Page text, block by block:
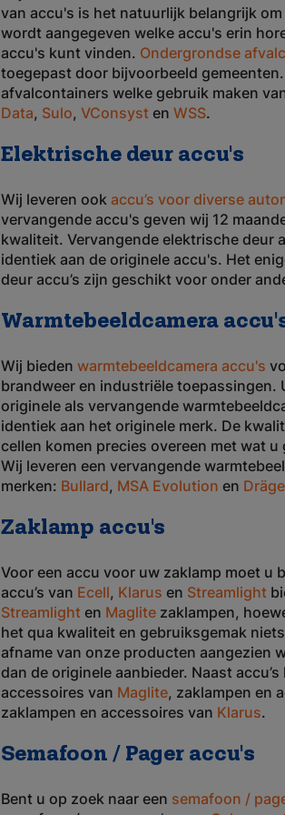
van accu's is het natuurlijk belangrijk
wordt aangegeven welke accu's erin
accu's kunt vinden. Ondergrondse
toegepast door bijvoorbeeld
afvalcontainers welke gebruik maken
Data, Sulo, VConsyst en WSS.
Elektrische deur accu's
Wij leveren ook accu’s voor diverse
vervangende accu's geven wij 12
kwaliteit. Vervangende elektrische deur
identiek aan de originele accu's. Het
deur accu’s zijn geschikt voor onder
Warmtebeeldcamera
Wij bieden warmtebeeldcamera accu's
brandweer en industriële toepassingen.
originele als vervangende
identiek aan het originele merk. De
cellen komen precies overeen met wat
Wij leveren een vervangende
merken: Bullard, MSA Evolution en
Zaklamp accu's
Voor een accu voor uw zaklamp moet u
accu’s van Ecell, Klarus en Streamlight
Streamlight en Maglite zaklampen,
het qua kwaliteit en gebruiksgemak
afname van onze producten aangezien
dan de originele aanbieder. Naast
accessoires van Maglite, zaklampen en
zaklampen en accessoires van Klarus.
Semafoon / Pager accu's
Bent u op zoek naar een semafoon /